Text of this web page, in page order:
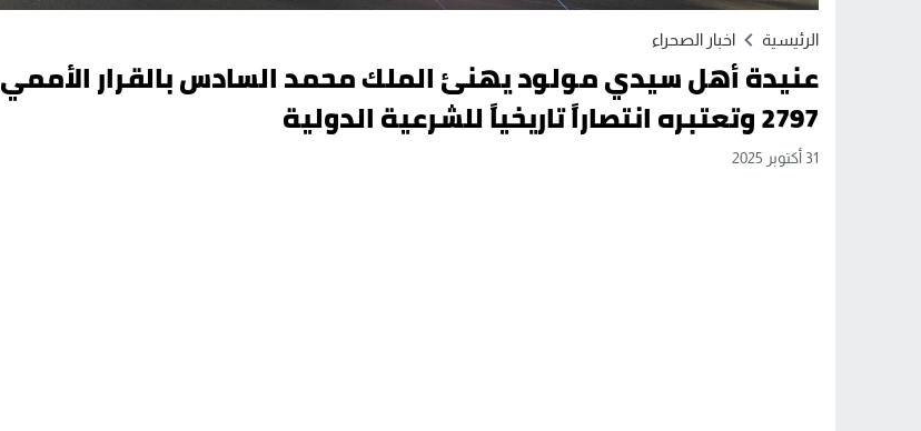
الرئيسية اخبار الصحراء
عنيدة أهل سيدي مولود يهنئ الملك محمد السادس بالقرار الأممي
2797 وتعتبره انتصاراً تاريخياً للشرعية الدولية
31 أكتوبر 2025